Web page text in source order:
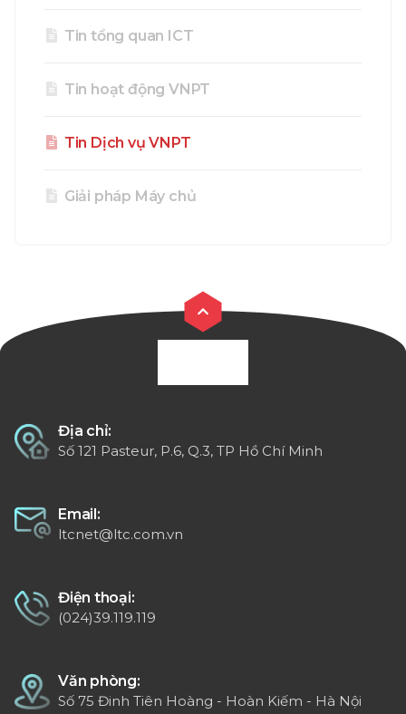
Tin tổng quan ICT
Tin hoạt động VNPT
Tin Dịch vụ VNPT
Giải pháp Máy chủ
Địa chỉ:
Số 121 Pasteur, P.6, Q.3, TP Hồ Chí Minh
Email:
ltcnet@ltc.com.vn
Điện thoại:
(024)39.119.119
Văn phòng:
Số 75 Đinh Tiên Hoàng - Hoàn Kiếm - Hà Nội